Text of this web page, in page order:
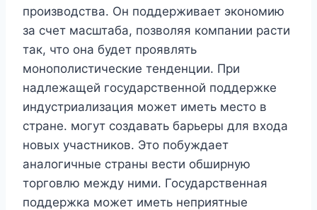
производства. Он поддерживает экономию
за счет масштаба, позволяя компании расти
так, что она будет проявлять
монополистические тенденции. При
надлежащей государственной поддержке
индустриализация может иметь место в
стране. могут создавать барьеры для входа
новых участников. Это побуждает
аналогичные страны вести обширную
торговлю между ними. Государственная
поддержка может иметь неприятные